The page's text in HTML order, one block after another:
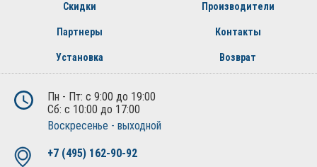
Скидки Производители
Партнеры Контакты
Установка Возврат
Пн - Пт: с 9:00 до 19:00
Сб: с 10:00 до 17:00
Воскресенье - выходной
+7 (495) 162-90-92